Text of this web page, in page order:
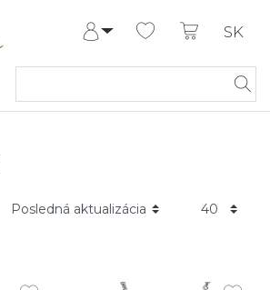
Môj účet
SK